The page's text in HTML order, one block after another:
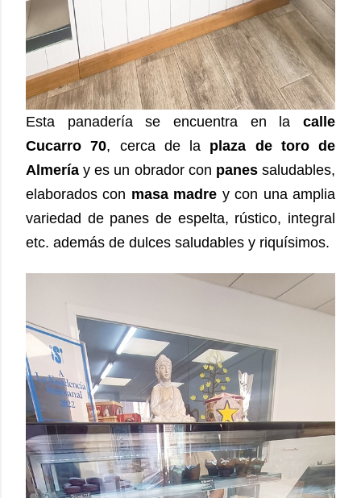
Esta panadería se encuentra en la calle
Cucarro 70, cerca de la plaza de toro de
Almería y es un obrador con panessaludables,
elaborados con masa madre y con una amplia
variedad de panes de espelta, rústico, integral
etc. además de dulces saludables y riquísimos.